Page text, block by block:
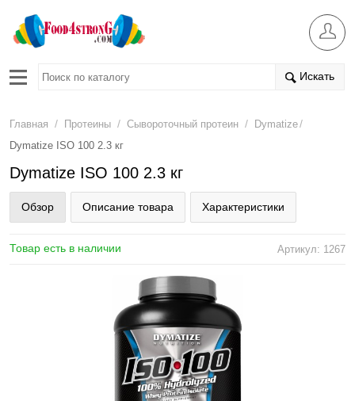
Искать
Главная / Протеины / Сывороточный протеин / Dymatize/
Dymatize ISO 100 2.3 кг
Dymatize ISO 100 2.3 кг
Обзор Описание товара Характеристики
Товар есть в наличии Артикул: 1267